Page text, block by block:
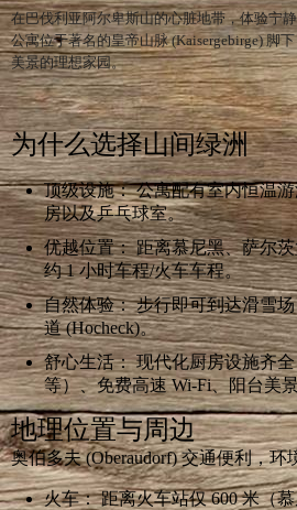
在巴伐利亚阿尔卑斯山的心脏地带，体验宁
公寓位于著名的皇帝山脉 (Kaisergebirge) 脚
美景的理想家园。
为什么选择山间绿洲
顶级设施： 公寓配有室内恒温
房以及乒乓球室。
优越位置： 距离慕尼黑、萨尔
约 1 小时车程/火车车程。
自然体验： 步行即可到达滑雪
道 (Hocheck)。
舒心生活： 现代化厨房设施齐
等）、免费高速 Wi-Fi、阳台美
地理位置与周边
奥伯多夫 (Oberaudorf) 交通便利，环
火车： 距离火车站仅 600 米（